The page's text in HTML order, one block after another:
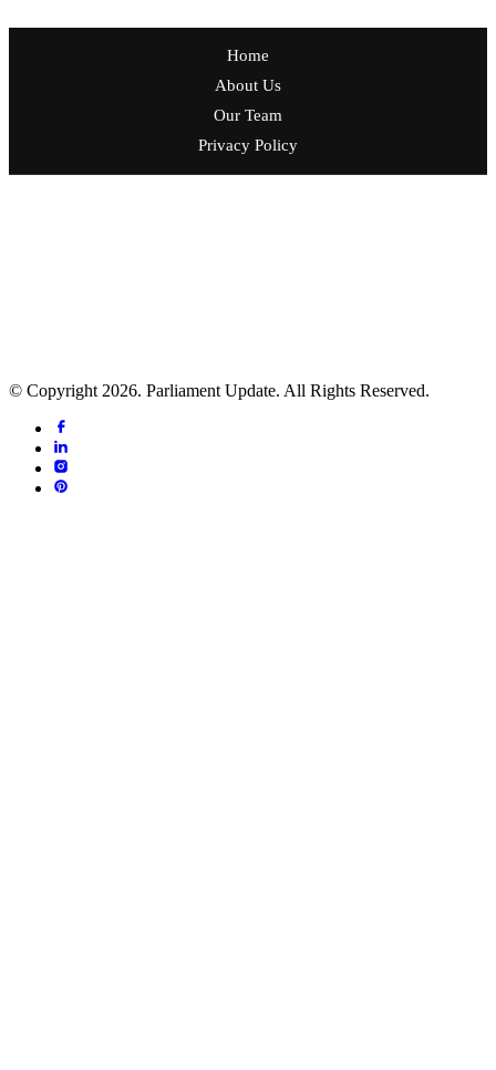
Home
About Us
Our Team
Privacy Policy
© Copyright 2026. Parliament Update. All Rights Reserved.